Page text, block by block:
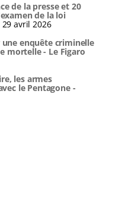
de la presse et 20
de la loi
29 avril 2026
une enquête criminelle
mortelle - Le Figaro
les armes
le Pentagone -